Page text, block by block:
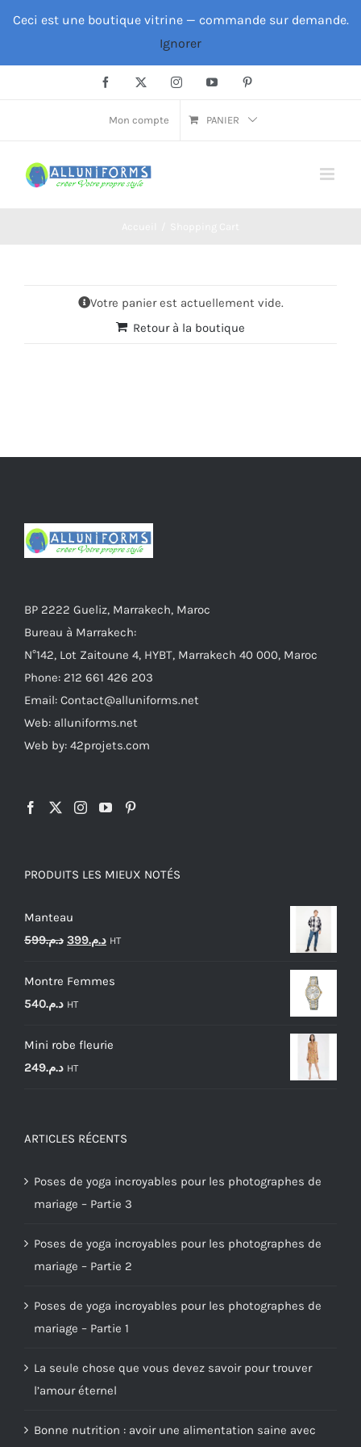
Ceci est une boutique vitrine — commande sur demande.
Ignorer
Facebook InstagramYouTube
Mon compte PANIER
Votre panier est actuellement vide.
Retour à la boutique
BP 2222 Gueliz, Marrakech, Maroc
Bureau à Marrakech:
N°142, Lot Zaitoune 4, HYBT, Marrakech 40 000, Maroc
Phone: 212 661 426 203
Email: Contact@alluniforms.net
Web: alluniforms.net
Web by: 42projets.com
PRODUITS LES MIEUX NOTÉS
Manteau
د.م.599
Le
initial
était :
د.م.399
Le
actuel
HT
Montre Femmes
د.م.540 HT
Mini robe fleurie
د.م.249 HT
ARTICLES RÉCENTS
Poses de yoga incroyables pour les photographes de
mariage – Partie 3
Poses de yoga incroyables pour les photographes de
mariage – Partie 2
Poses de yoga incroyables pour les photographes de
mariage – Partie 1
La seule chose que vous devez savoir pour trouver
l’amour éternel
Bonne nutrition : avoir une alimentation saine avec